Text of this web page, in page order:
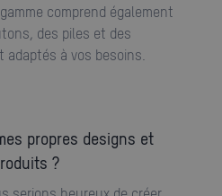
comprend également
des piles et des
à vos besoins.
propres designs et
?